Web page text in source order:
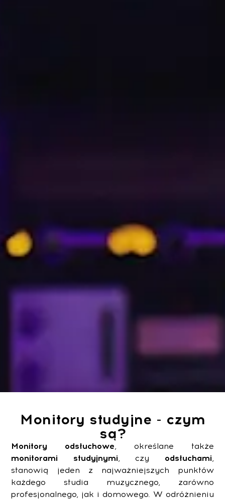
Monitory studyjne - czym
są?
Monitory odsłuchowe, określane także
monitorami studyjnymi, czy odsłuchami,
stanowią jeden z najważniejszych punktów
każdego studia muzycznego, zarówno
profesjonalnego, jak i domowego. W odróżnieniu